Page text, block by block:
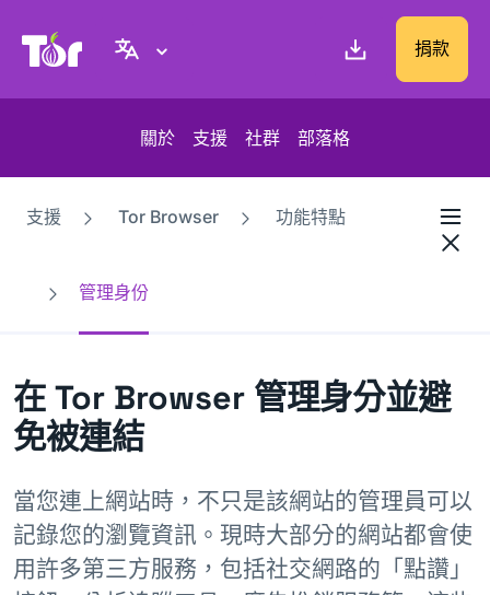
Tor Project 網站 捐款
關於 支援 社群 部落格
支援 Tor Browser 功能特點
管理身份
在 Tor Browser 管理身分並避
免被連結
當您連上網站時，不只是該網站的管理員可以
記錄您的瀏覽資訊。現時大部分的網站都會使
用許多第三方服務，包括社交網路的「點讚」